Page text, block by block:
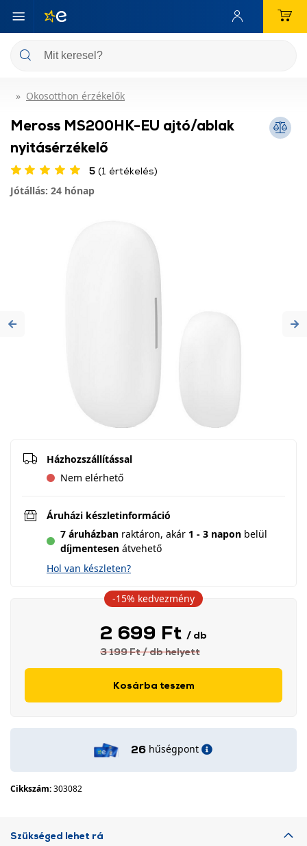
Okosotthon érzékelők
Meross MS200HK-EU ajtó/ablak
nyitásérzékelő
5 (1 értékelés)
Jótállás: 24 hónap
Previous
Házhozszállítással
Nem elérhető
Áruházi készletinformáció
7 áruházban raktáron, akár 1 - 3 napon belül
díjmentesen átvehető
Hol van készleten?
2 699 Ft / db
3 199 Ft/ dbhelyett
Kosárba teszem
-15% kedvezmény
26 hűségpont
Cikkszám:303082
Szükséged lehet rá